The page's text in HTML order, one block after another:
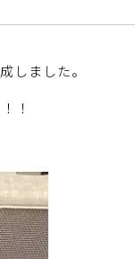
しました。
！